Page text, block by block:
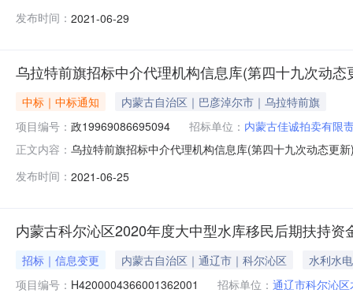
授权委托人联系电话优惠率1深圳市建星项目管理顾问有
发布时间： 2021-06-29
乌拉特前旗招标中介代理机构信息库(第四十九次动态
中标｜中标通知
内蒙古自治区｜巴彦淖尔市｜乌拉特前旗
项目编号： 政19969086695094 招标单位： 内蒙古佳诚拍卖有限
正文内容： 乌拉特前旗招标中介代理机构信息库(第四十九次动态更
机构）序号投标人名称授权委托人联系电话优惠率1深圳
发布时间： 2021-06-25
内蒙古科尔沁区2020年度大中型水库移民后期扶持
招标｜信息变更 内蒙古自治区｜通辽市｜科尔沁区
水利水电
项目编号： H4200004366001362001 招标单位： 通辽市科尔沁